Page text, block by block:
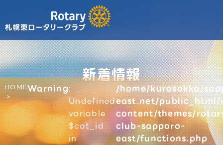
新着情報
HOMEWarning:
Undefined
variable
$cat_id
in
/home/kurasokka/
east.net/
content/themes/
club-sapporo-
east/functions.php